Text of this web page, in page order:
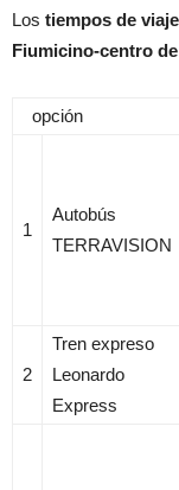
Los tiempos de viaje
Fiumicino-centro
opción
1
Autobús
TERRAVISION
2
Tren expreso
Leonardo
Express